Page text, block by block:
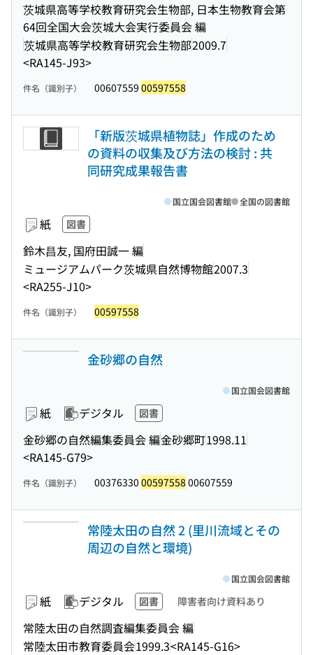
茨城県高等学校教育研究会生物部, 日本生物教育会第
64回全国大会茨城大会実行委員会 編
茨城県高等学校教育研究会生物部2009.7
<RA145-J93>
件名（識別子） 00607559 00597558
「新版茨城県植物誌」作成のため
の資料の収集及び方法の検討 : 共
同研究成果報告書
紙 図書
鈴木昌友, 国府田誠一 編
ミュージアムパーク茨城県自然博物館2007.3
<RA255-J10>
国立国会図書館 全国の図書館
件名（識別子） 00597558
金砂郷の自然
紙 デジタル 図書
金砂郷の自然編集委員会 編金砂郷町1998.11
<RA145-G79>
国立国会図書館
件名（識別子） 00376330 00597558 00607559
常陸太田の自然 2 (里川流域とその
周辺の自然と環境)
紙 デジタル 図書 障害者向け資料あり
常陸太田の自然調査編集委員会 編
常陸太田市教育委員会1999.3<RA145-G16>
国立国会図書館